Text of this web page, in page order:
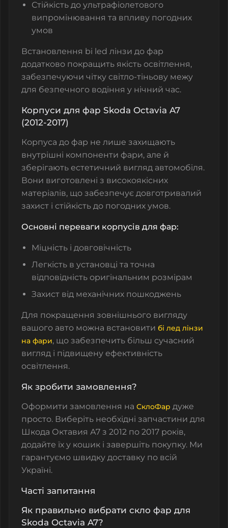
Стійкість до ультрафіолетового
випромінювання та впливу погодних
умов
Встановлення bi led лінзи до фар
додатково покращить якість освітлення,
забезпечуючи чітку світло-тіньову межу
для безпечного водіння у нічний час.
Корпуси для фар Skoda Octavia A7
(2012-2017)
Корпуса до фар не лише захищають
внутрішні компоненти фари, але й
зберігають естетичний вигляд автомобіля.
Вони виготовлені з високоякісних
матеріалів, що забезпечує довготривалий
захист і стійкість до погодних умов.
Основні переваги корпусів для фар:
Міцність і довговічність
Легкість в установці та точна
відповідність оригінальним розмірам
Захист від механічних пошкоджень
Для покращення зовнішнього вигляду
вашого авто можна встановити бі лед лінзи
на фари, що забезпечить більш сучасний
вигляд і підвищену ефективність
освітлення.
Як зробити замовлення?
Оформити замовлення на СклоФар дуже
просто. Виберіть необхідні запчастини для
Шкода Октавия А7 з 2012 по 2017 років,
додайте їх у кошик і завершіть покупку. Ми
гарантуємо швидку доставку по всій
Україні.
Часті запитання
Як правильно вибрати скло фар для
Skoda Octavia A7?